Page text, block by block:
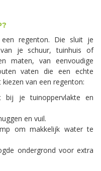
regenton. Die sluit je
je schuur, tuinhuis of
maten, van eenvoudige
vaten die een echte
van een regenton:
je tuinoppervlakte en
en vuil.
om makkelijk water te
ondergrond voor extra